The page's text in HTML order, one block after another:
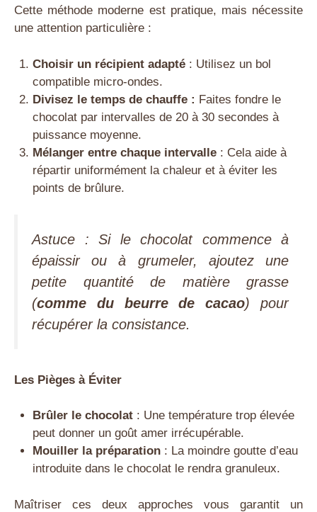
Cette méthode moderne est pratique, mais nécessite
une attention particulière :
Choisir un récipient adapté: Utilisez un bol
compatible micro-ondes.
Divisez le temps de chauffe : Faites fondre le
chocolat par intervalles de 20 à 30 secondes à
puissance moyenne.
Mélanger entre chaque intervalle: Cela aide à
répartir uniformément la chaleur et à éviter les
points de brûlure.
Astuce : Si le chocolat commence à
épaissir ou à grumeler, ajoutez une
petite quantité de matière grasse
(comme du beurre de cacao) pour
récupérer la consistance.
Les Pièges à Éviter
Brûler le chocolat: Une température trop élevée
peut donner un goût amer irrécupérable.
Mouiller la préparation: La moindre goutte d’eau
introduite dans le chocolat le rendra granuleux.
Maîtriser ces deux approches vous garantit un